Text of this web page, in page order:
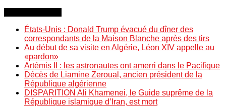
États-Unis : Donald Trump évacué du dîner des
correspondants de la Maison Blanche après des tirs
Au début de sa visite en Algérie, Léon XIV appelle au
«pardon»
Artémis II : les astronautes ont amerri dans le Pacifique
Décès de Liamine Zeroual, ancien président de la
République algérienne
DISPARITION Ali Khamenei, le Guide suprême de la
République islamique d’Iran, est mort